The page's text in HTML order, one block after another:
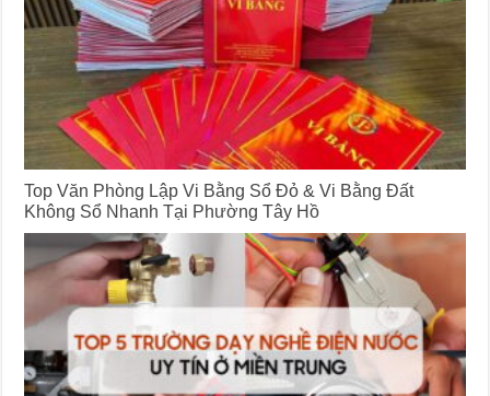
Top Văn Phòng Lập Vi Bằng Sổ Đỏ & Vi Bằng Đất
Không Sổ Nhanh Tại Phường Tây Hồ